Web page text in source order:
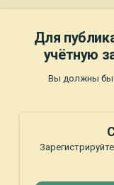
Для
учётную
Вы должны